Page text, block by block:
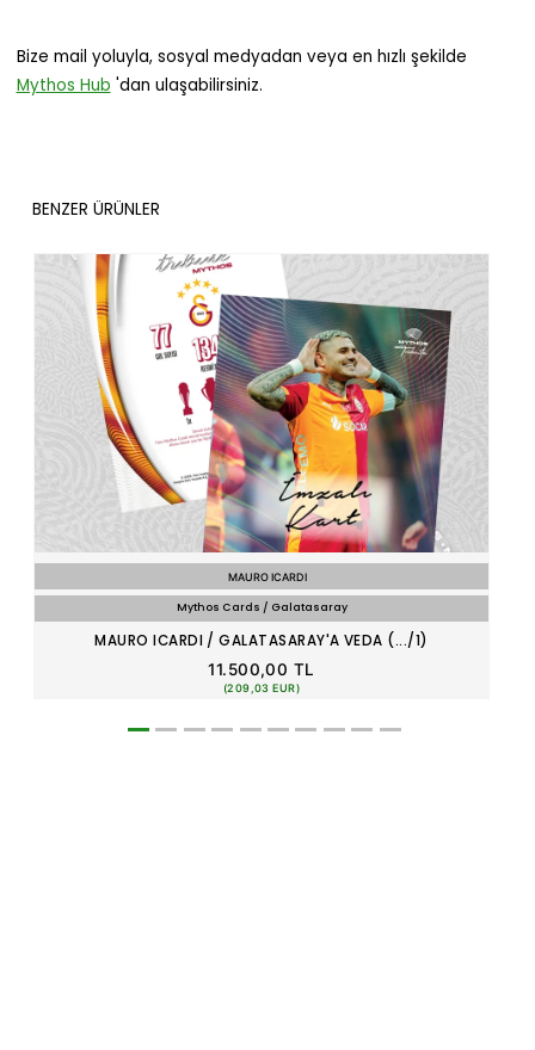
Bize mail yoluyla, sosyal medyadan veya en hızlı şekilde
Mythos Hub 'dan ulaşabilirsiniz.
BENZER ÜRÜNLER
MAURO ICARDI
Mythos Cards / Galatasaray
MAURO ICARDI / GALATASARAY'A VEDA (.../1)
11.500,00 TL
(209,03 EUR)